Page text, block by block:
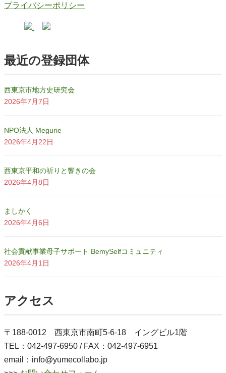
プライバシーポリシー
最近の登録団体
西東京市地方史研究会
2026年7月7日
NPO法人 Megurie
2026年4月22日
西東京平和の祈りと響きの会
2026年4月8日
ましかく
2026年4月6日
社会貢献事業母子サポート BemySelfコミュニティ
2026年4月1日
アクセス
〒188-0012 西東京市南町5-6-18 イングビル1階
TEL：042-497-6950 / FAX：042-497-6951
email：info@yumecollabo.jp